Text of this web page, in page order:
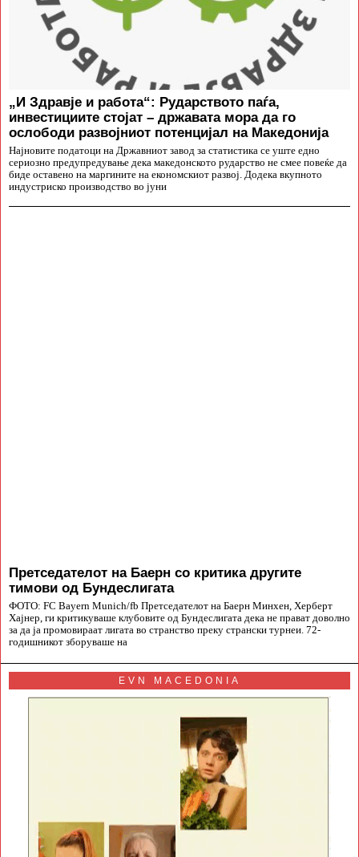
„И Здравје и работа“: Рударството паѓа,
инвестициите стојат – државата мора да го
ослободи развојниот потенцијал на Македонија
Најновите податоци на Државниот завод за статистика се уште едно
сериозно предупредување дека македонското рударство не смее повеќе да
биде оставено на маргините на економскиот развој. Додека вкупното
индустриско производство во јуни
Претседателот на Баерн со критика другите
тимови од Бундеслигата
ФОТО: FC Bayern Munich/fb Претседателот на Баерн Минхен, Херберт
Хајнер, ги критикуваше клубовите од Бундеслигата дека не прават доволно
за да ја промовираат лигата во странство преку странски турнеи. 72-
годишникот зборуваше на
EVN MACEDONIA